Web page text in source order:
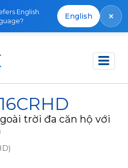
English.
English ×
trời đa căn hộ với